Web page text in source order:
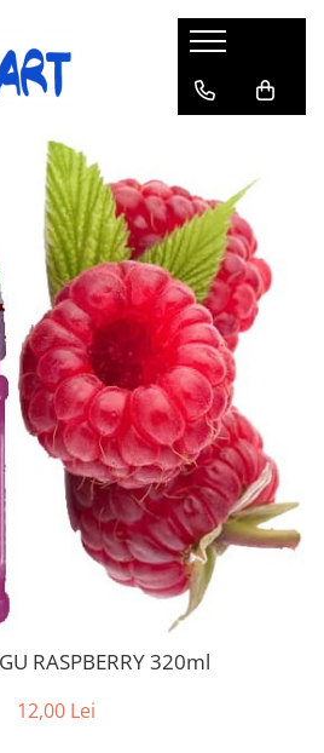
RASPBERRY 320ml
12,00 Lei